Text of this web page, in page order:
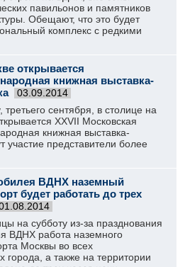
павильонов и памятников
Обещают, что это будет
комплекс с редкими
открывается
книжная выставка-
03.09.2014
третьего сентября, в столице на
XXVII Московская
книжная выставка-
участие представители более
ВДНХ наземный
будет работать до трех
на субботу из-за празднования
ВДНХ работа наземного
Москвы во всех
города, а также на территории